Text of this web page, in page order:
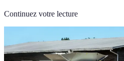
Continuez votre lecture